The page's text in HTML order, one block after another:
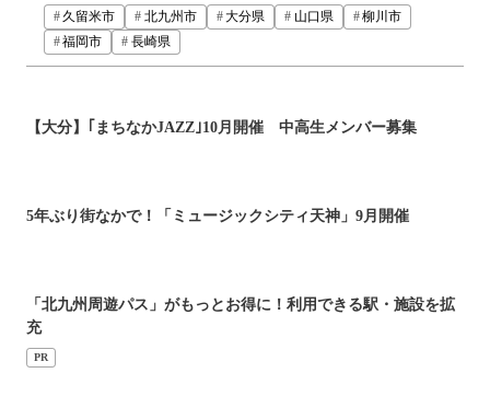
久留米市 北九州市 大分県 山口県
柳川市
福岡市
長崎県
【大分】｢まちなかJAZZ｣10月開催 中高生メンバー募集
5年ぶり街なかで！「ミュージックシティ天神」9月開催
「北九州周遊パス」がもっとお得に！利用できる駅・施設を拡
充
PR